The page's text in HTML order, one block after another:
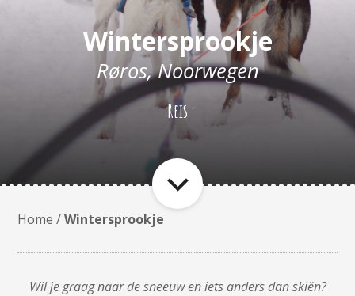
Wintersprookje
Røros, Noorwegen
Reis
Home /Wintersprookje
Wil je graag naar de sneeuw en iets anders dan skiën?